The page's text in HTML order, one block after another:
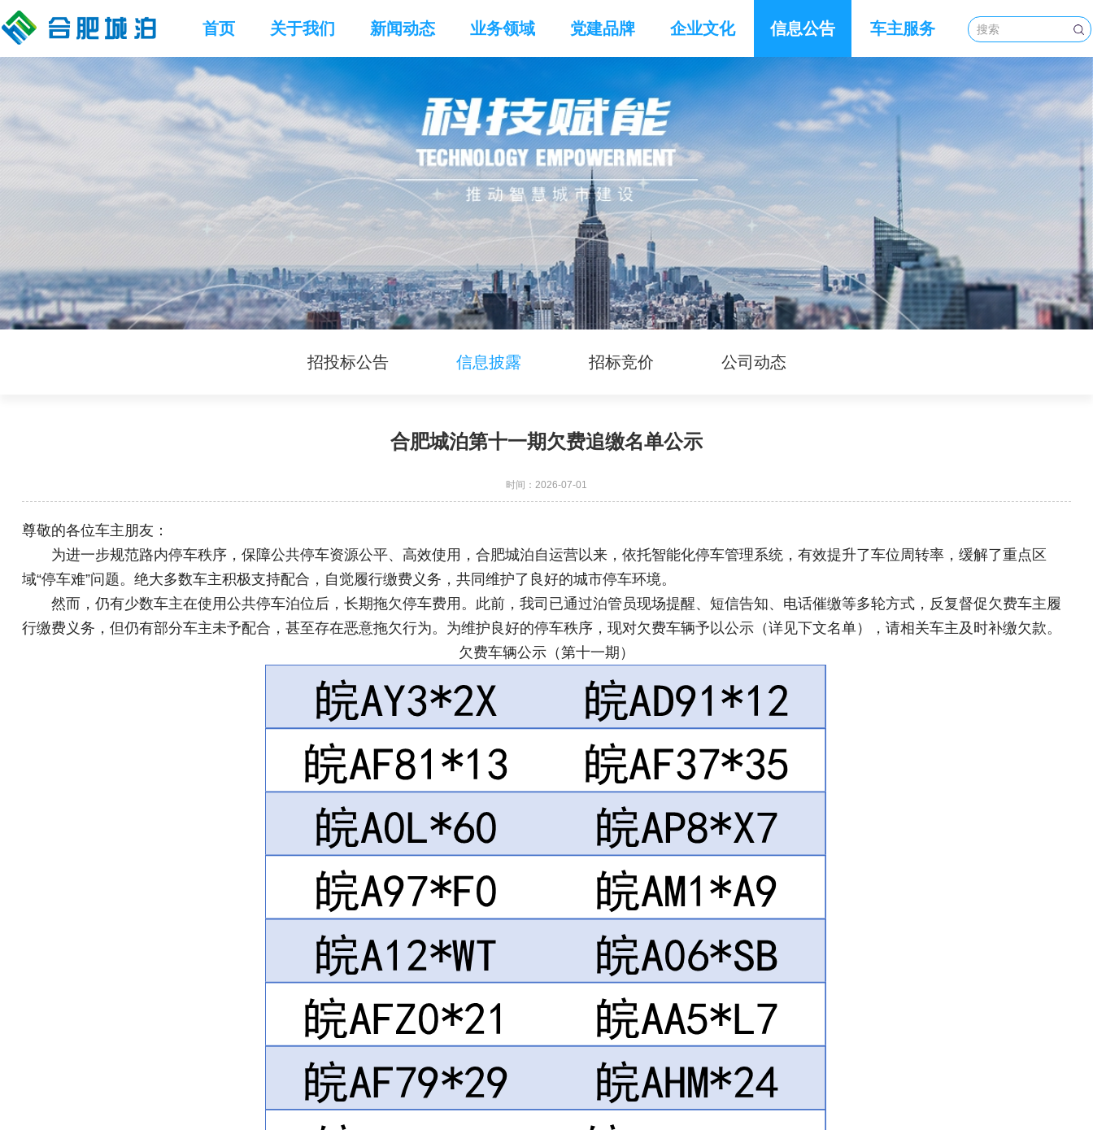
首页 关于我们 新闻动态 业务领域 党建品牌 企业文化 信息公告 车主服务
招投标公告 信息披露 招标竞价 公司动态
合肥城泊第十一期欠费追缴名单公示
时间：2026-07-01
尊敬的各位车主朋友：
为进一步规范路内停车秩序，保障公共停车资源公平、高效使用，合肥城泊自运营以来，依托智能化停车管理系统，有效提升了车位周转率，缓解了重点区
域“停车难”问题。绝大多数车主积极支持配合，自觉履行缴费义务，共同维护了良好的城市停车环境。
然而，仍有少数车主在使用公共停车泊位后，长期拖欠停车费用。此前，我司已通过泊管员现场提醒、短信告知、电话催缴等多轮方式，反复督促欠费车主履
行缴费义务，但仍有部分车主未予配合，甚至存在恶意拖欠行为。为维护良好的停车秩序，现对欠费车辆予以公示（详见下文名单），请相关车主及时补缴欠款。
欠费车辆公示（第十一期）